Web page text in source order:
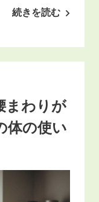
続きを読む
まわりが
体の使い